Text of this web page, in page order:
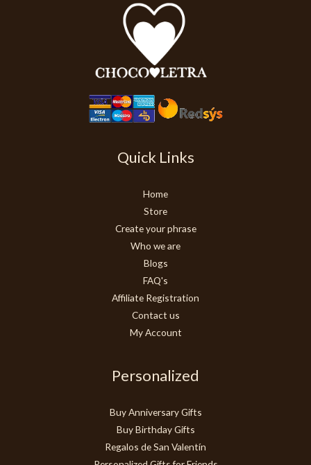
Quick Links
Home
Store
Create your phrase
Who we are
Blogs
FAQ's
Affiliate Registration
Contact us
My Account
Personalized
Buy Anniversary Gifts
Buy Birthday Gifts
Regalos de San Valentín